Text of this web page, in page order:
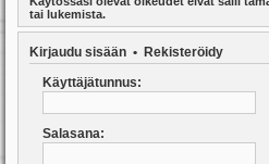
tai lukemista.
Kirjaudu sisään • Rekisteröidy
Käyttäjätunnus:
Salasana: